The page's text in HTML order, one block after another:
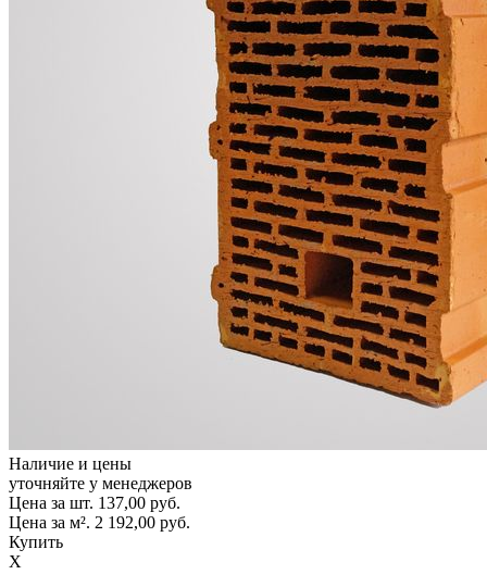
Наличие и цены
уточняйте у менеджеров
Цена за шт. 137,00 руб.
Цена за м². 2 192,00 руб.
Купить
X